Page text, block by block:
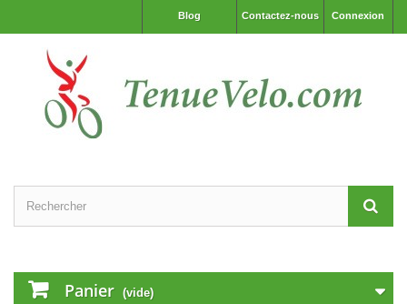
Connexion
Contactez-nous
Blog
Panier (vide)